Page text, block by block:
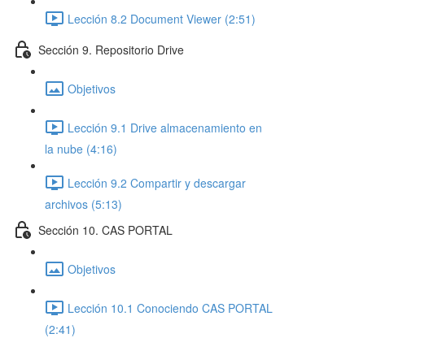
Lección 8.2 Document Viewer (2:51)
Sección 9. Repositorio Drive
Objetivos
Lección 9.1 Drive almacenamiento en
la nube (4:16)
Lección 9.2 Compartir y descargar
archivos (5:13)
Sección 10. CAS PORTAL
Objetivos
Lección 10.1 Conociendo CAS PORTAL
(2:41)